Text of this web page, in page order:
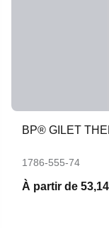
BP® GILET
1786-555-74
À partir de